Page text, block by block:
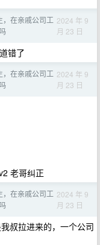
，在亲戚公司工 2024 年 9
月 23 日
错了
，在亲戚公司工 2024 年 9
月 23 日
老哥纠正
，在亲戚公司工 2024 年 9
月 23 日
叔拉进来的，一个公司